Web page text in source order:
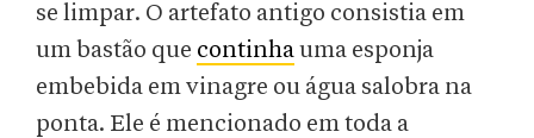
se limpar. O artefato antigo consistia em
um bastão que continhauma esponja
embebida em vinagre ou água salobra na
ponta. Ele é mencionado em toda a